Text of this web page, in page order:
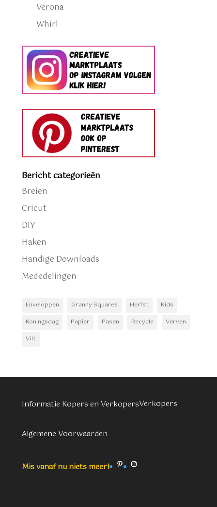
Verona
Whirl
Bericht categorieën
Breien
Cricut
DIY
Haken
Handige Downloads
Mededelingen
Enveloppen Granny Squares Herfst
Kids
Koningsdag
Papier Pasen Recycle
Verven
Vilt
Informatie Kopers en VerkopersVerkopers
Algemene Voorwaarden
Mis vanaf nu niets meer! PinterestInstagram